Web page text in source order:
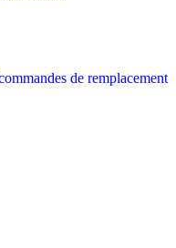
de remplacement